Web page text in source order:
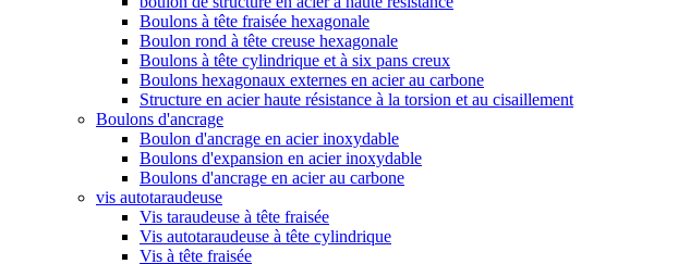
Boulons à tête fraisée hexagonale
Boulon rond à tête creuse hexagonale
Boulons à tête cylindrique et à six pans creux
Boulons hexagonaux externes en acier au carbone
Structure en acier haute résistance à la torsion et au cisaillement
Boulons d'ancrage
Boulon d'ancrage en acier inoxydable
Boulons d'expansion en acier inoxydable
Boulons d'ancrage en acier au carbone
vis autotaraudeuse
Vis taraudeuse à tête fraisée
Vis autotaraudeuse à tête cylindrique
Vis à tête fraisée